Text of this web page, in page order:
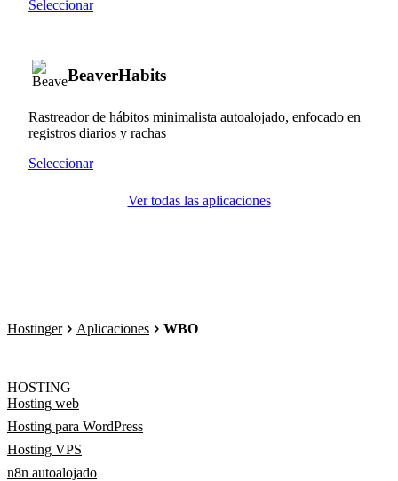
Seleccionar
BeaverHabits
Rastreador de hábitos minimalista autoalojado, enfocado en
registros diarios y rachas
Seleccionar
Ver todas las aplicaciones
Hostinger Aplicaciones WBO
HOSTING
Hosting web
Hosting para WordPress
Hosting VPS
n8n autoalojado